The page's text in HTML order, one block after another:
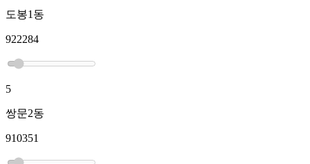
도봉1동
922284
5
쌍문2동
910351